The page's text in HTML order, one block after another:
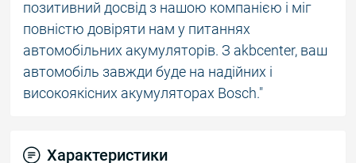
позитивний досвід з нашою компанією і міг
повністю довіряти нам у питаннях
автомобільних акумуляторів. З akbcenter, ваш
автомобіль завжди буде на надійних і
високоякісних акумуляторах Bosch."
Характеристики